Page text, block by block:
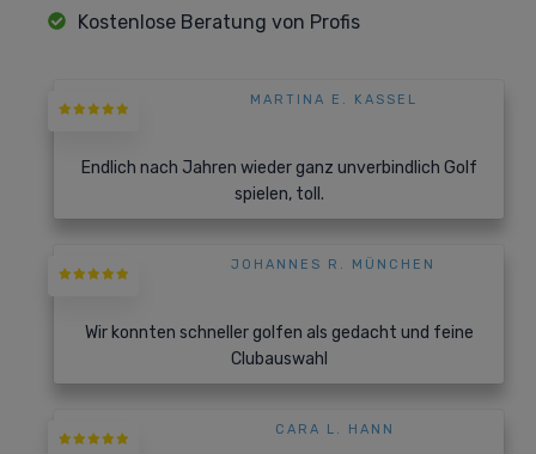
Kostenlose Beratung von Profis
MARTINA E. KASSEL
Endlich nach Jahren wieder ganz unverbindlich Golf
spielen, toll.
JOHANNES R. MÜNCHEN
Wir konnten schneller golfen als gedacht und feine
Clubauswahl
CARA L. HANN